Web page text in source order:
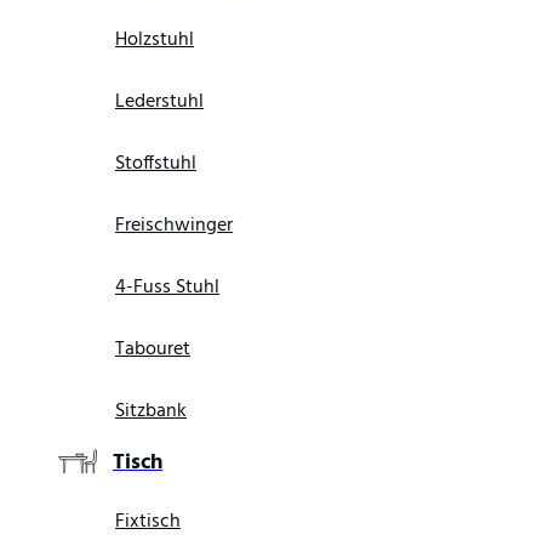
Holzstuhl
Lederstuhl
Stoffstuhl
Freischwinger
4-Fuss Stuhl
Tabouret
Sitzbank
Tisch
Fixtisch